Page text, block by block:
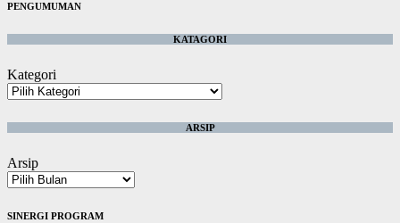
PENGUMUMAN
KATAGORI
Kategori
ARSIP
Arsip
SINERGI PROGRAM